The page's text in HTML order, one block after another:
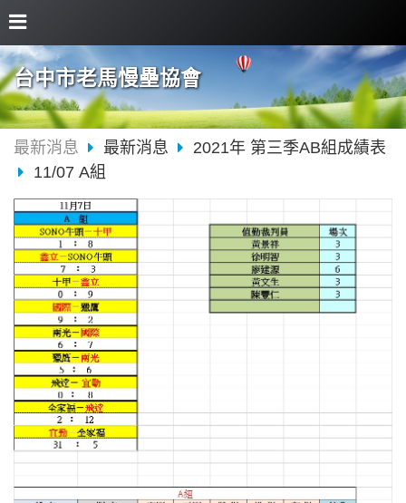
台中市老馬慢壘協會
最新消息 最新消息
2021年 第三季AB組成績表
11/07 A組